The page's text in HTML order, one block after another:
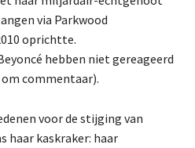
via Parkwood
oprichtte.
hebben niet gereageerd
commentaar).
voor de stijging van
haar kaskraker: haar